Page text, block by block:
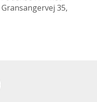
35,